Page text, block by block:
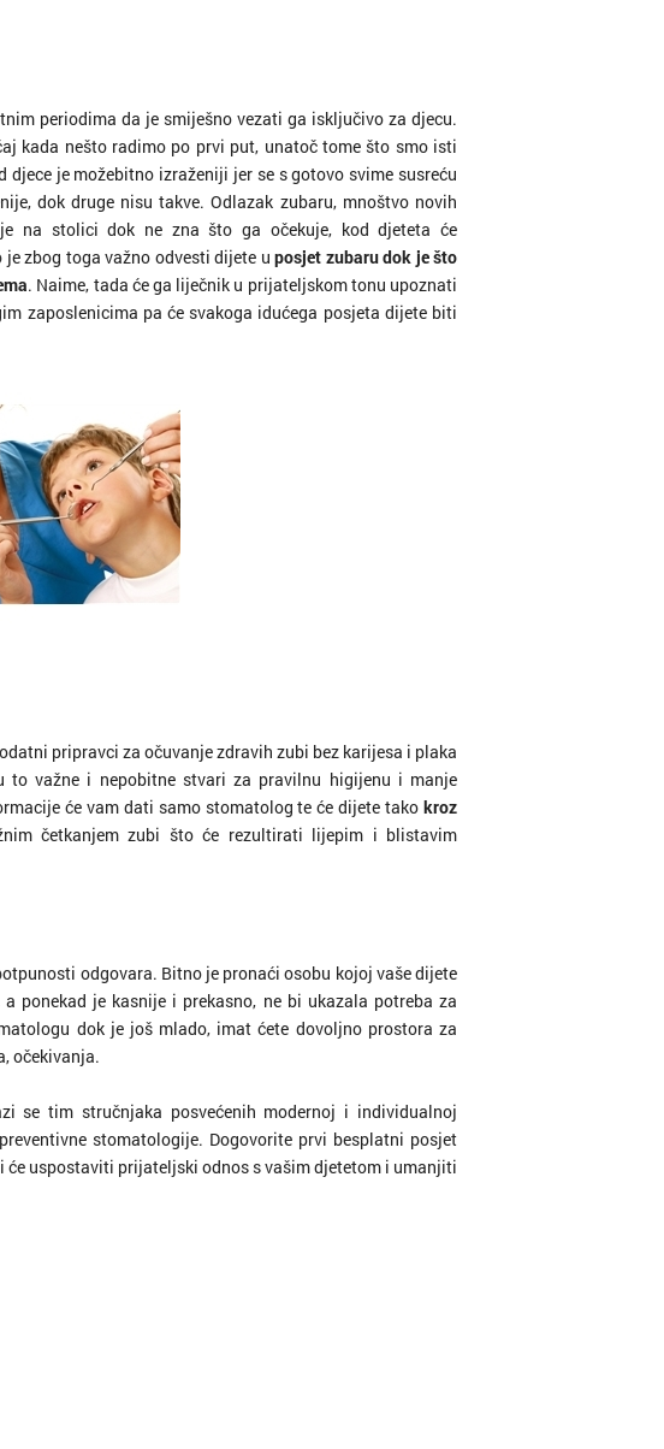
periodima da je smiješno vezati ga isključivo za djecu.
kada nešto radimo po prvi put, unatoč tome što smo isti
je možebitno izraženiji jer se s gotovo svime susreću
dok druge nisu takve. Odlazak zubaru, mnoštvo novih
na stolici dok ne zna što ga očekuje, kod djeteta će
je zbog toga važno odvesti dijete uposjet zubaru dok je što
. Naime, tada će ga liječnik u prijateljskom tonu upoznati
zaposlenicima pa će svakoga idućega posjeta dijete biti
pripravci za očuvanje zdravih zubi bez karijesa i plaka
važne i nepobitne stvari za pravilnu higijenu i manje
će vam dati samo stomatolog te će dijete tako kroz
četkanjem zubi što će rezultirati lijepim i blistavim
odgovara. Bitno je pronaći osobu kojoj vaše dijete
ponekad je kasnije i prekasno, ne bi ukazala potreba za
dok je još mlado, imat ćete dovoljno prostora za
očekivanja.
se tim stručnjaka posvećenih modernoj i individualnoj
stomatologije. Dogovorite prvi besplatni posjet
uspostaviti prijateljski odnos s vašim djetetom i umanjiti